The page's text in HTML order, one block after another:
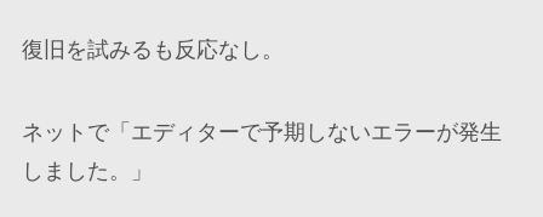
復旧を試みるも反応なし。
ネットで「エディターで予期しないエラーが発生
しました。」